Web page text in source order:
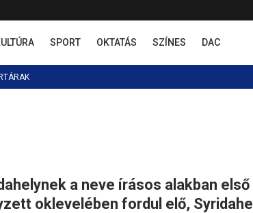
SPORT OKTATÁS SZÍNES DAC
a neve írásos alakban első
oklevelében fordul elő, Syridahel